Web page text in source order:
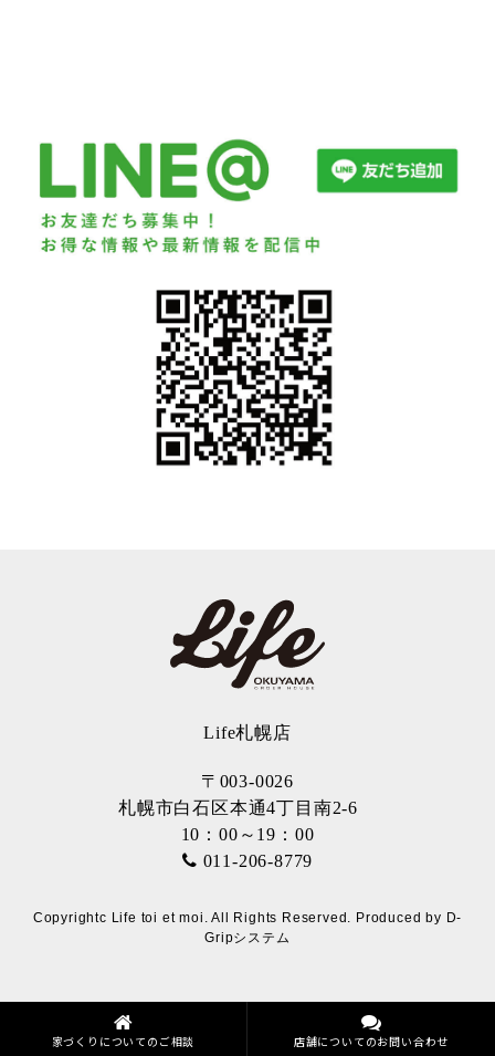
家づくりについてのご相談 店舗についてのお問い合わせ
Life札幌店
〒003-0026
札幌市白石区本通4丁目南2-6
10：00～19：00
011-206-8779
Copyrightc Life toi et moi. All Rights Reserved. Produced by D-
Gripシステム